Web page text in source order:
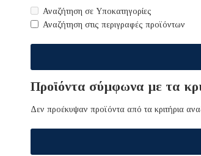
Αναζήτηση σε Υποκατηγορίες
Αναζήτηση στις περιγραφές προϊόντων
Προϊόντα σύμφωνα με τα
Δεν προέκυψαν προϊόντα από τα κριτήρια